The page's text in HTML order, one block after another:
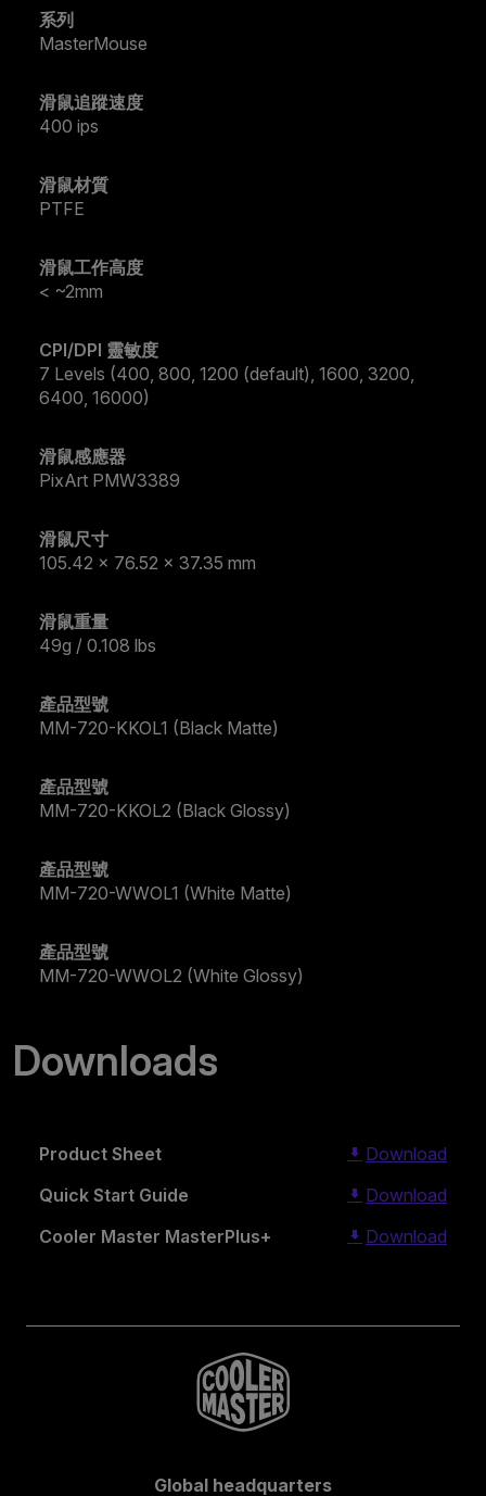
系列
MasterMouse
滑鼠追蹤速度
400 ips
滑鼠材質
PTFE
滑鼠工作高度
< ~2mm
CPI/DPI 靈敏度
7 Levels (400, 800, 1200 (default), 1600, 3200,
6400, 16000)
滑鼠感應器
PixArt PMW3389
滑鼠尺寸
105.42 x 76.52 x 37.35 mm
滑鼠重量
49g / 0.108 lbs
產品型號
MM-720-KKOL1 (Black Matte)
產品型號
MM-720-KKOL2 (Black Glossy)
產品型號
MM-720-WWOL1 (White Matte)
產品型號
MM-720-WWOL2 (White Glossy)
Downloads
Product Sheet
Download
Quick Start Guide
Download
Cooler Master MasterPlus+
Download
Global headquarters